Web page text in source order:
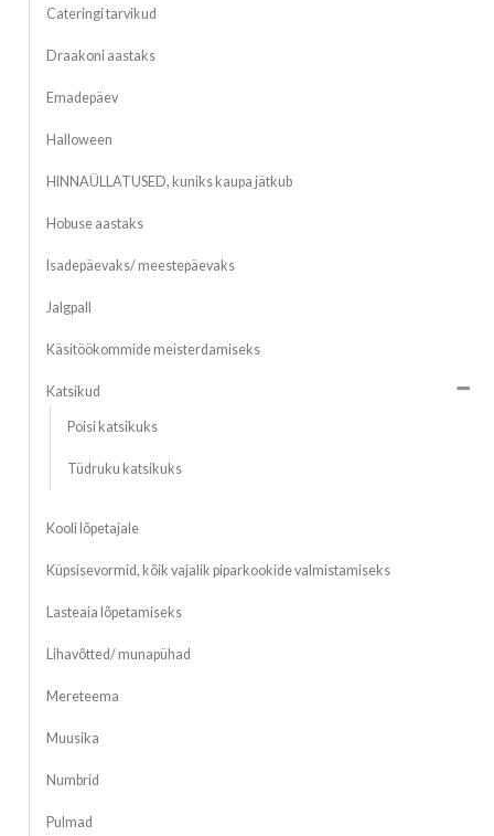
Cateringi tarvikud
Draakoni aastaks
Emadepäev
Halloween
HINNAÜLLATUSED, kuniks kaupa jätkub
Hobuse aastaks
Isadepäevaks/ meestepäevaks
Jalgpall
Käsitöökommide meisterdamiseks
Katsikud
Poisi katsikuks
Tüdruku katsikuks
Kooli lõpetajale
Küpsisevormid, kõik vajalik piparkookide valmistamiseks
Lasteaia lõpetamiseks
Lihavõtted/ munapühad
Mereteema
Muusika
Numbrid
Pulmad